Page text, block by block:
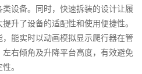
设备。同时，快速拆装的设计让履
升了设备的适配性和使用便捷性。
能实时以动画模拟显示爬行器在管
右倾角及升降平台高度，有效避免
。